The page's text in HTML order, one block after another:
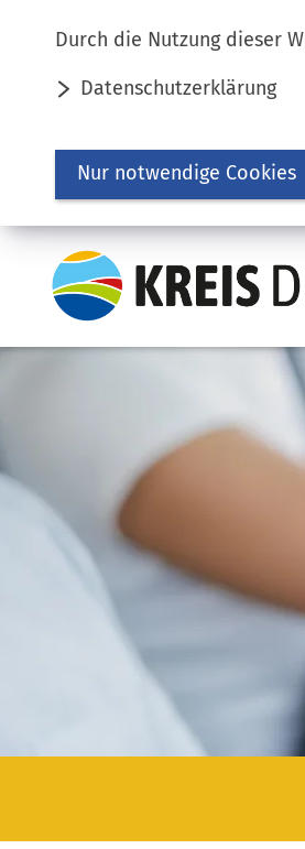
Durch die Nutzung dieser
Datenschutzerklärung
Nur notwendige Cookies
Inhalt anspringen